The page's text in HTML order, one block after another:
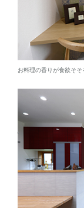
お料理の香りが食欲そそ